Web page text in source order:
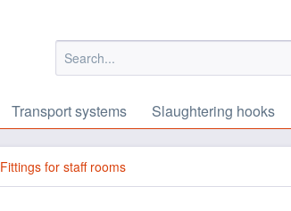
Transport systems Slaughtering hooks
Fittings for staff rooms